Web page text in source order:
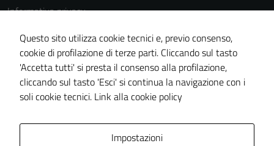
Informativa privacy
Cookie Policy
Note legali
Dichiarazione di accessibilità
Piano di miglioramento del sito
Questo sito utilizza cookie tecnici e, previo consenso,
cookie di profilazione di terze parti. Cliccando sul tasto
'Accetta tutti' si presta il consenso alla profilazione,
cliccando sul tasto 'Esci' si continua la navigazione con i
soli cookie tecnici. Link alla cookie policy
Impostazioni